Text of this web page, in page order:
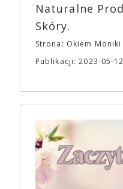
Naturalne
Skóry.
Strona: Okiem Moniki
Publikacji: 2023-05-12